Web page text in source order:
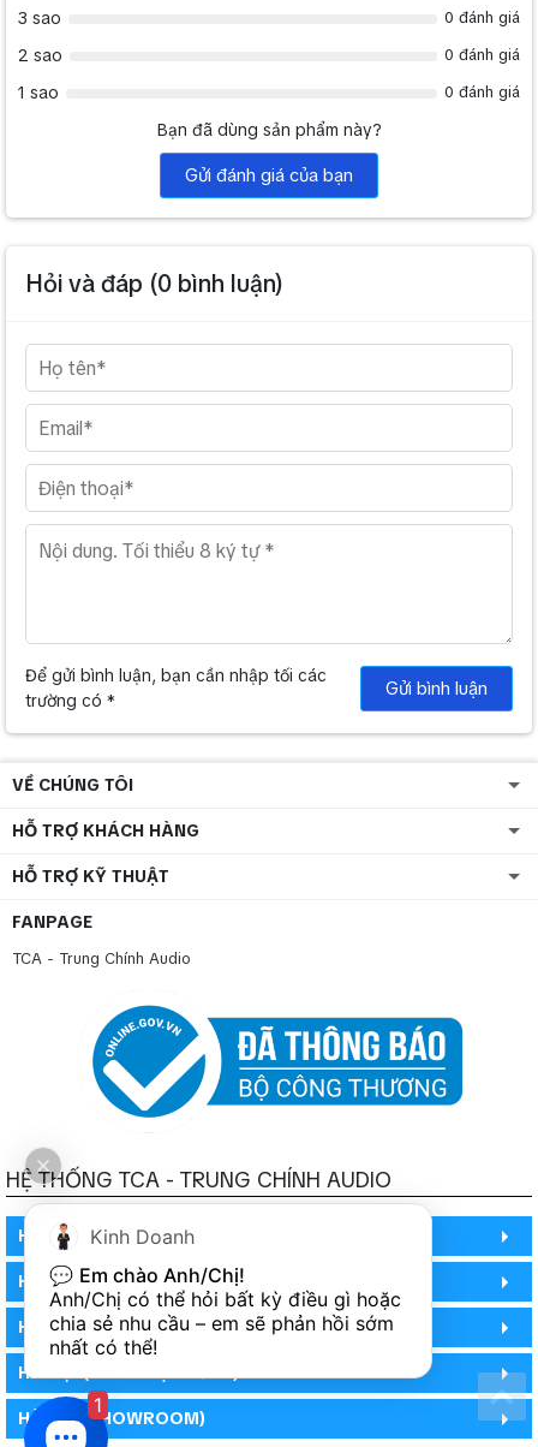
3 sao 0 đánh giá
2 sao 0 đánh giá
1 sao 0 đánh giá
Bạn đã dùng sản phẩm này?
Gửi đánh giá của bạn
Hỏi và đáp (0 bình luận)
Để gửi bình luận, bạn cần nhập tối các
trường có *
Gửi bình luận
VỀ CHÚNG TÔI
HỖ TRỢ KHÁCH HÀNG
HỖ TRỢ KỸ THUẬT
FANPAGE
TCA - Trung Chính Audio
HỆ THỐNG TCA - TRUNG CHÍNH AUDIO
HỒ CHÍ MINH
HỒ CHÍ MINH
HỒ CHÍ MINH (PHÒNG BẢO HÀNH)
HÀ NỘI (DEMO HỆ THỐNG)
HÀ NỘI (SHOWROOM)
Kinh Doanh
💬 Em chào Anh/Chị!
Anh/Chị có thể hỏi bất kỳ điều gì hoặc
chia sẻ nhu cầu – em sẽ phản hồi sớm
nhất có thể!
1